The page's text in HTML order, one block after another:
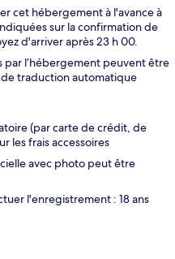
cet hébergement à l'avance à
sur la confirmation de
d'arriver après 23 h 00.
par l’hébergement peuvent être
de traduction automatique
(par carte de crédit, de
les frais accessoires
avec photo peut être
l'enregistrement : 18 ans